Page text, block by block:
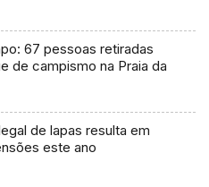
67 pessoas retiradas
de campismo na Praia da
de lapas resulta em
este ano